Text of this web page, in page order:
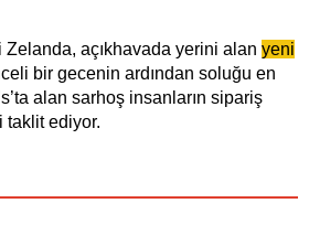
Zelanda, açıkhavada yerini alan yeni
bir gecenin ardından soluğu en
alan sarhoş insanların sipariş
taklit ediyor.